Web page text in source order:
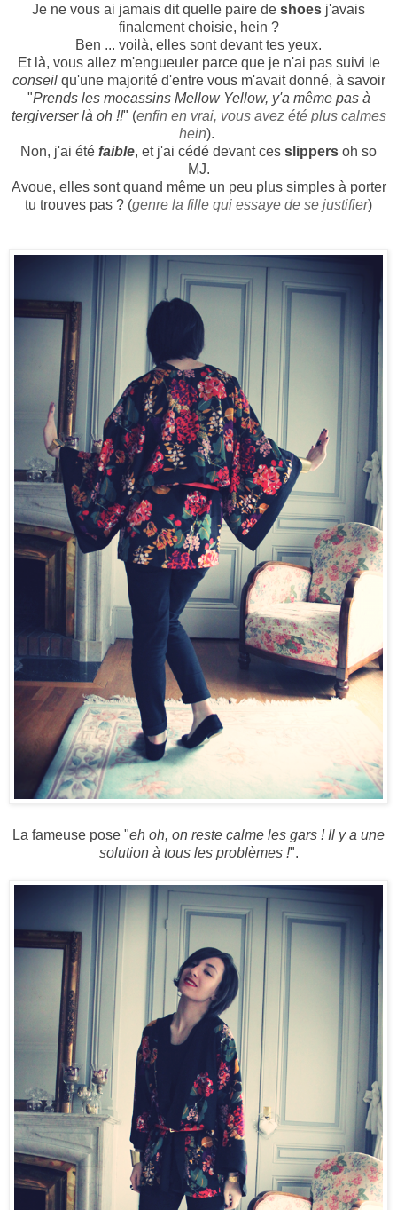
Je ne vous ai jamais dit quelle paire de shoes j'avais
finalement choisie, hein ?
Ben ... voilà, elles sont devant tes yeux.
Et là, vous allez m'engueuler parce que je n'ai pas suivi le
conseilqu'une majorité d'entre vous m'avait donné, à savoir
"Prends les mocassins Mellow Yellow, y'a même pas à
tergiverser là oh !!" (enfin en vrai, vous avez été plus calmes
hein).
Non, j'ai été faible, et j'ai cédé devant ces slippers oh so
MJ.
Avoue, elles sont quand même un peu plus simples à porter
tu trouves pas ? (genre la fille qui essaye de se justifier)
La fameuse pose "eh oh, on reste calme les gars ! Il y a une
solution à tous les problèmes !".